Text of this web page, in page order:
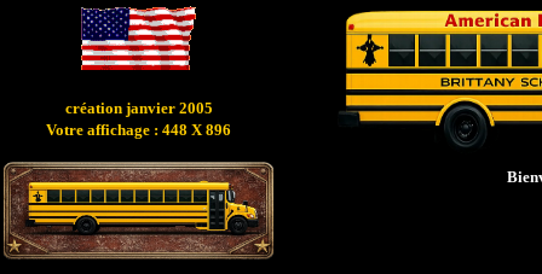
création janvier 2005
Votre affichage : 448 X 896